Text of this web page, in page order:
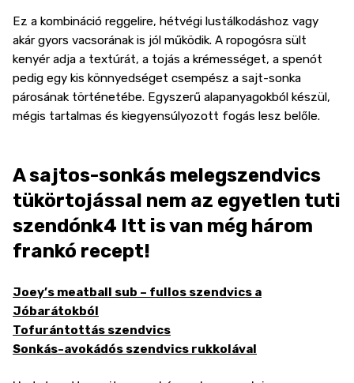
Ez a kombináció reggelire, hétvégi lustálkodáshoz vagy
akár gyors vacsorának is jól működik. A ropogósra sült
kenyér adja a textúrát, a tojás a krémességet, a spenót
pedig egy kis könnyedséget csempész a sajt-sonka
párosának történetébe. Egyszerű alapanyagokból készül,
mégis tartalmas és kiegyensúlyozott fogás lesz belőle.
A sajtos-sonkás melegszendvics
tükörtojással nem az egyetlen tuti
szendónk4 Itt is van még három
frankó recept!
Joey’s meatball sub – fullos szendvics a
Jóbarátokból
Tofurántottás szendvics
Sonkás-avokádós szendvics rukkolával